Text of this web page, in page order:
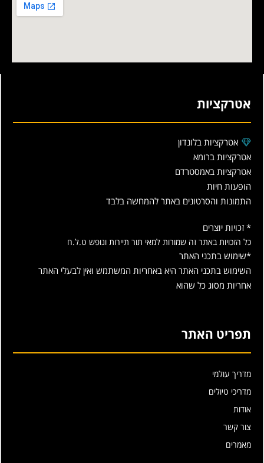
אטרקציות
אטרקציות בלונדון
אטרקציות ברומא
אטרקציות באמסטרדם
הופעות חיות
התמונות והסרטונים באתר להמחשה בלבד
* זכויות יוצרים
כל הזכויות באתר זה שמורות למאי תור תיירות ונופש ט.ל.ח
*שימוש בתכני האתר
השימוש בתכני האתר היא באחריות המשתמש ואין לבעלי האתר
אחריות מסוג כל שהוא
תפריט האתר
מדריך עולמי
מדריכי טיולים
אודות
צור קשר
מאמרים